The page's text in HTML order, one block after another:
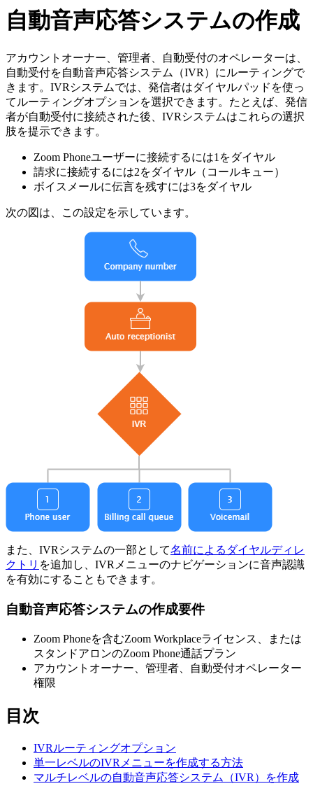
自動音声応答システムの作成
アカウントオーナー、管理者、自動受付のオペレーターは、
自動受付を自動音声応答システム（IVR）にルーティングで
きます。IVRシステムでは、発信者はダイヤルパッドを使っ
てルーティングオプションを選択できます。たとえば、発信
者が自動受付に接続された後、IVRシステムはこれらの選択
肢を提示できます。
Zoom Phoneユーザーに接続するには1をダイヤル
請求に接続するには2をダイヤル（コールキュー）
ボイスメールに伝言を残すには3をダイヤル
次の図は、この設定を示しています。
また、IVRシステムの一部として名前によるダイヤルディレ
クトリ を追加し、IVRメニューのナビゲーションに音声認識
を有効にすることもできます。
自動音声応答システムの作成要件
Zoom Phoneを含むZoom Workplaceライセンス、または
スタンドアロンのZoom Phone通話プラン
アカウントオーナー、管理者、自動受付オペレーター
権限
目次
IVRルーティングオプション
単一レベルのIVRメニューを作成する方法
マルチレベルの自動音声応答システム（IVR）を作成